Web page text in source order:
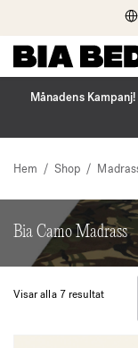
Hoppa
till
innehåll
Månadens
Hem / Shop /
Bia Camo Madrass
Hundmadrassen för
För inom- och
Visar alla 7 resultat